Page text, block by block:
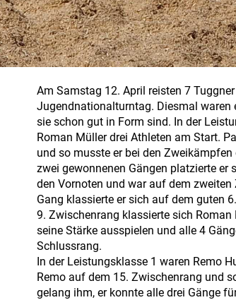
Am Samstag 12. April reisten 7
Jugendnationalturntag. Diesmal waren
sie schon gut in Form sind. In der
Roman Müller drei Athleten am Start.
und so musste er bei den
zwei gewonnenen Gängen platzierte er
den Vornoten und war auf dem
Gang klassierte er sich auf dem guten
9. Zwischenrang klassierte sich
seine Stärke ausspielen und alle 4
Schlussrang.
In der Leistungsklasse 1 waren Remo
Remo auf dem 15. Zwischenrang und
gelang ihm, er konnte alle drei Gänge